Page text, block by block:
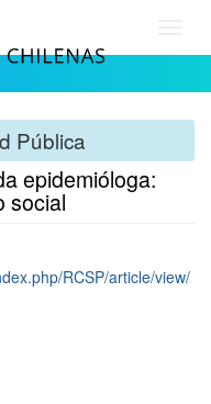
Pública
epidemióloga:
social
RCSP/article/view/